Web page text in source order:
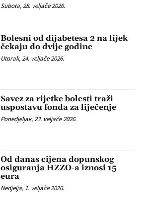
Subota, 28. veljače 2026.
Bolesni od dijabetesa 2 na lijek
čekaju do dvije godine
Utorak, 24. veljače 2026.
Savez za rijetke bolesti traži
uspostavu fonda za liječenje
Ponedjeljak, 23. veljače 2026.
Od danas cijena dopunskog
osiguranja HZZO-a iznosi 15
eura
Nedjelja, 1. veljače 2026.